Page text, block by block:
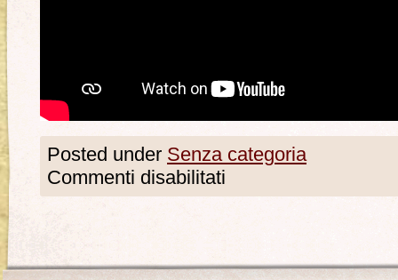
Posted under Senza categoria
Commenti disabilitati